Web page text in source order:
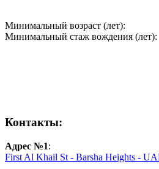
Минимальный возраст (лет):
Минимальный стаж вождения (лет):
Контакты:
Адрес №1:
First Al Khail St - Barsha Heights -